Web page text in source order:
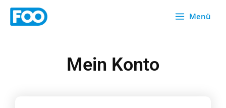
Zum
Inhalt
Menü
Mein Konto